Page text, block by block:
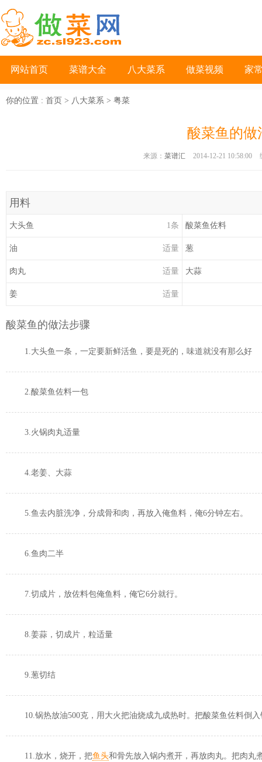
网站首页 菜谱大全 八大菜系 做菜视频 家
你的位置 : 首页 > 八大菜系 > 粤菜
酸菜鱼的做
来源： 菜谱汇 2014-12-21 10:58:00
用料
大头鱼 1条 酸菜鱼佐料
油 适量 葱
肉丸 适量 大蒜
姜 适量
酸菜鱼的做法步骤
1.大头鱼一条，一定要新鲜活鱼，要是死的，味道就没有那么好
2.酸菜鱼佐料一包
3.火锅肉丸适量
4.老姜、大蒜
5.鱼去内脏洗净，分成骨和肉，再放入俺鱼料，俺6分钟左右。
6.鱼肉二半
7.切成片，放佐料包俺鱼料，俺它6分就行。
8.姜蒜，切成片，粒适量
9.葱切结
10.锅热放油500克，用大火把油烧成九成热时。把酸菜鱼佐料倒入
11.放水，烧开，把鱼头和骨先放入锅内煮开，再放肉丸。把肉丸